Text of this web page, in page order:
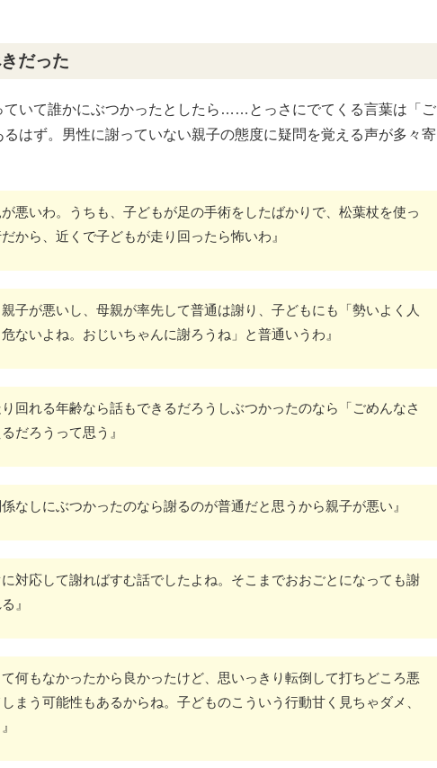
だった
ていて誰かにぶつかったとしたら……とっさにでてくる言葉は「ご
はず。男性に謝っていない親子の態度に疑問を覚える声が多々寄
が悪いわ。うちも、子どもが足の手術をしたばかりで、松葉杖を使っ
から、近くで子どもが走り回ったら怖いわ』
親子が悪いし、母親が率先して普通は謝り、子どもにも「勢いよく人
ないよね。おじいちゃんに謝ろうね」と普通いうわ』
り回れる年齢なら話もできるだろうしぶつかったのなら「ごめんなさ
だろうって思う』
係なしにぶつかったのなら謝るのが普通だと思うから親子が悪い』
に対応して謝ればすむ話でしたよね。そこまでおおごとになっても謝
』
て何もなかったから良かったけど、思いっきり転倒して打ちどころ悪
まう可能性もあるからね。子どものこういう行動甘く見ちゃダメ、